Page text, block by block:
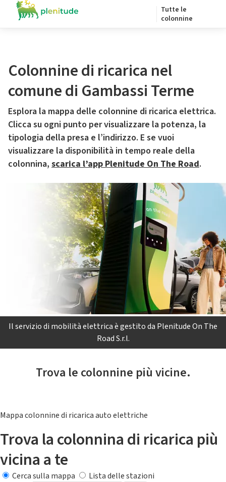
Tutte le
colonnine
Colonnine di ricarica nel
comune di Gambassi Terme
Esplora la mappa delle colonnine di ricarica elettrica.
Clicca su ogni punto per visualizzare la potenza, la
tipologia della presa e l’indirizzo. E se vuoi
visualizzare la disponibilità in tempo reale della
colonnina, scarica l’app Plenitude On The Road.
Il servizio di mobilità elettrica è gestito da Plenitude On The
Road S.r.l.
Trova le colonnine più vicine.
Mappa colonnine di ricarica auto elettriche
Trova la colonnina di ricarica più
vicina a te
Cerca sulla mappa
Lista delle stazioni